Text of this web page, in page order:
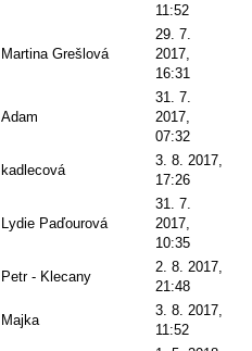
11:52
Martina Grešlová
29. 7.
2017,
16:31
Adam
31. 7.
2017,
07:32
kadlecová
3. 8. 2017,
17:26
Lydie Paďourová
31. 7.
2017,
10:35
Petr - Klecany
2. 8. 2017,
21:48
Majka
3. 8. 2017,
11:52